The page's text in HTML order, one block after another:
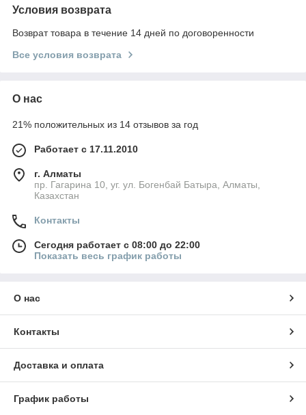
Условия возврата
Возврат товара в течение 14 дней по договоренности
Все условия возврата
О нас
21% положительных из 14 отзывов за год
Работает с 17.11.2010
г. Алматы
пр. Гагарина 10, уг. ул. Богенбай Батыра, Алматы,
Казахстан
Контакты
Сегодня работает с 08:00 до 22:00
Показать весь график работы
О нас
Контакты
Доставка и оплата
График работы